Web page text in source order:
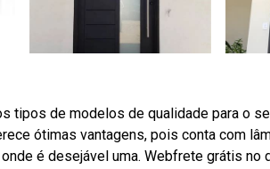
tipos de modelos de qualidade para o
ótimas vantagens, pois conta com
é desejável uma. Webfrete grátis